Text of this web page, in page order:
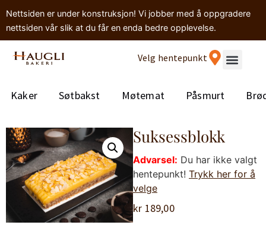
Nettsiden er under konstruksjon! Vi jobber med å oppgradere
nettsiden vår slik at du får en enda bedre opplevelse.
Velg hentepunkt
Kaker Søtbakst Møtemat Påsmurt
Suksessblokk
Advarsel: Du har ikke valgt
hentepunkt! Trykk her for å
velge
kr 189,00